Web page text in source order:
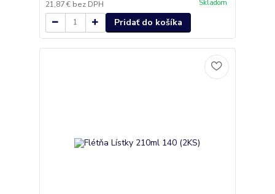
21,87 € bez DPH Skladom
Pridať do košíka